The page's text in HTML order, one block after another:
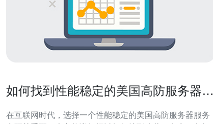
如何找到性能稳定的美国高防服务器服
在互联网时代，选择一个性能稳定的美国高防服务器服务